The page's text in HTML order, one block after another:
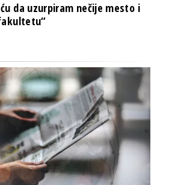
da uzurpiram nečije mesto i